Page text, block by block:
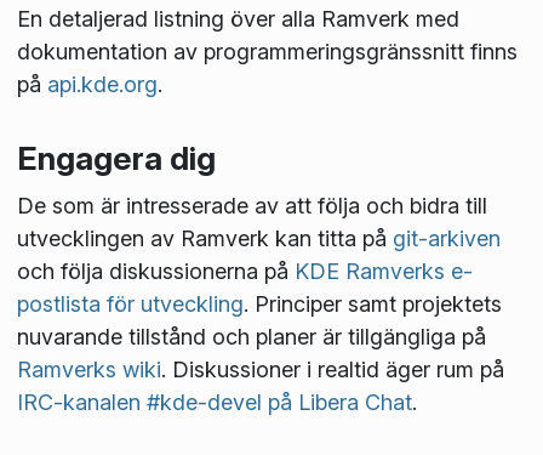
En detaljerad listning över alla Ramverk med
dokumentation av programmeringsgränssnitt finns
på api.kde.org.
Engagera dig
De som är intresserade av att följa och bidra till
utvecklingen av Ramverk kan titta på git-arkiven
och följa diskussionerna på KDE Ramverks e-
postlista för utveckling. Principer samt projektets
nuvarande tillstånd och planer är tillgängliga på
Ramverks wiki. Diskussioner i realtid äger rum på
IRC-kanalen #kde-devel på Libera Chat.